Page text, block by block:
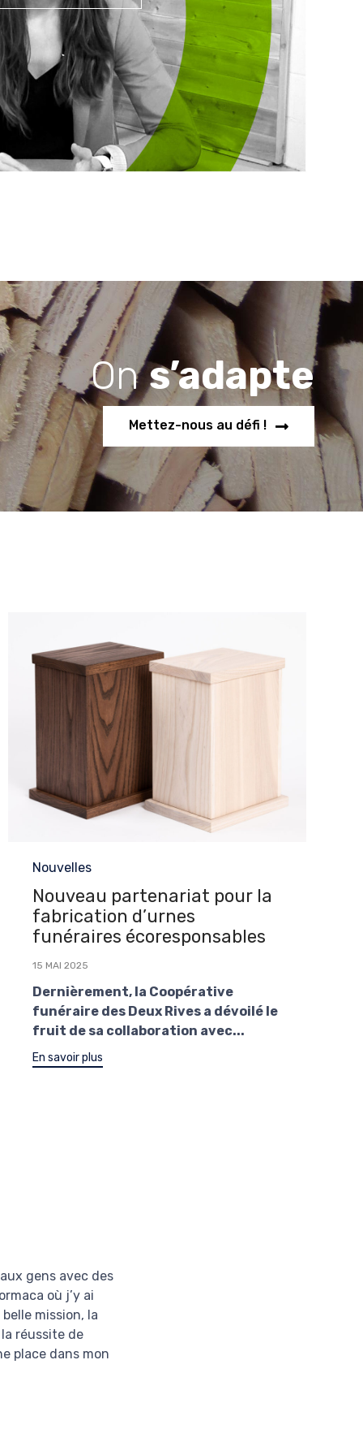
Ons’adapte
Mettez-nous au défi !
Category
Nouvelles
Nouveau partenariat pour la
fabrication d’urnes
funéraires écoresponsables
15 MAI 2025
Dernièrement, la Coopérative
funéraire des Deux Rives a dévoilé le
fruit de sa collaboration avec...
En savoir plus
gens avec des
où j’y ai
mission, la
réussite de
place dans mon